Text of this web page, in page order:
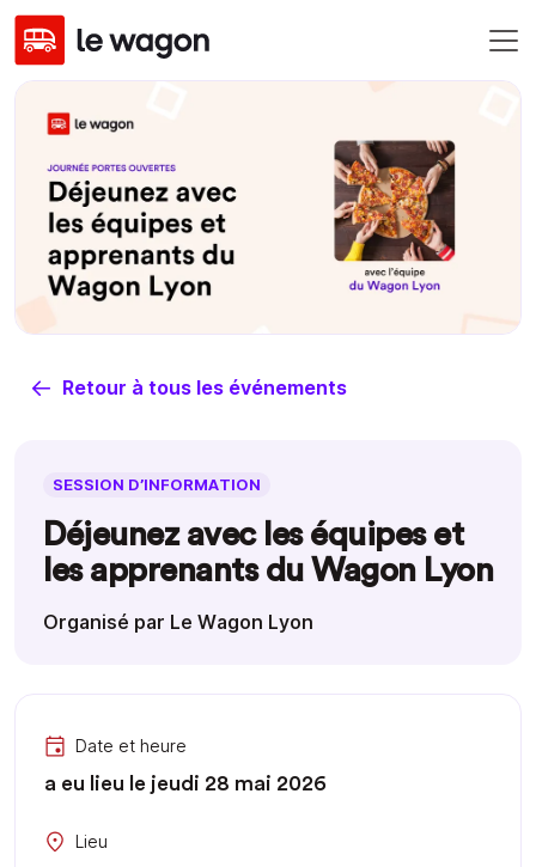
Retour à tous les événements
SESSION D’INFORMATION
Déjeunez avec les équipes et
les apprenants du Wagon Lyon
Organisé par Le Wagon Lyon
Date et heure
a eu lieu le jeudi 28 mai 2026
Lieu